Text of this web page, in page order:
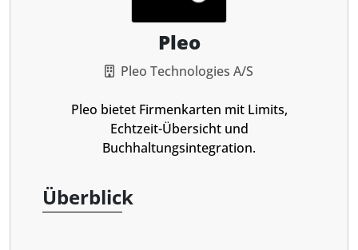
Pleo
Pleo Technologies A/S
Pleo bietet Firmenkarten mit Limits,
Echtzeit-Übersicht und
Buchhaltungsintegration.
Überblick